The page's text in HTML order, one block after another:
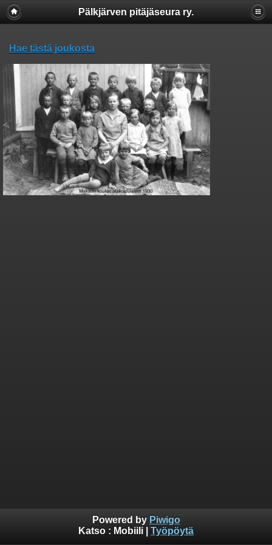
Pälkjärven pitäjäseura ry.
Hae tästä joukosta
Powered by Piwigo
Katso : Mobiili Työpöytä